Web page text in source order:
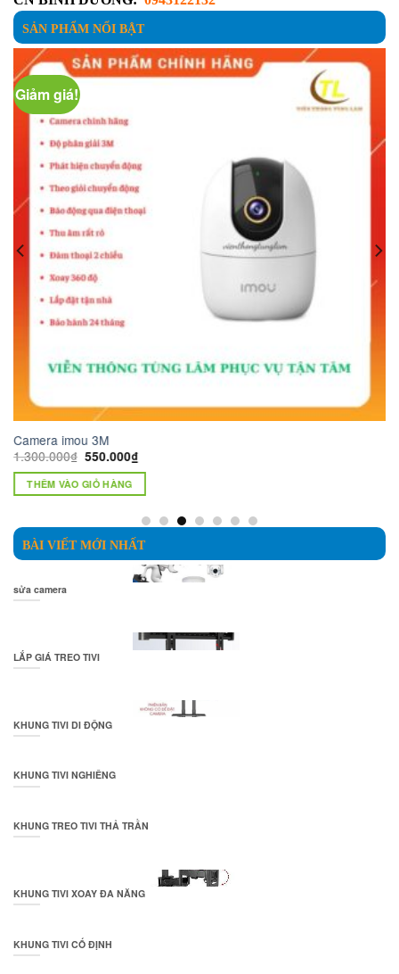
SẢN PHẨM NỔI BẬT
BÀI VIẾT MỚI NHẤT
sửa camera
LẮP GIÁ TREO TIVI
KHUNG TIVI DI ĐỘNG
KHUNG TIVI NGHIÊNG
KHUNG TREO TIVI THẢ TRẦN
KHUNG TIVI XOAY ĐA NĂNG
KHUNG TIVI CỐ ĐỊNH